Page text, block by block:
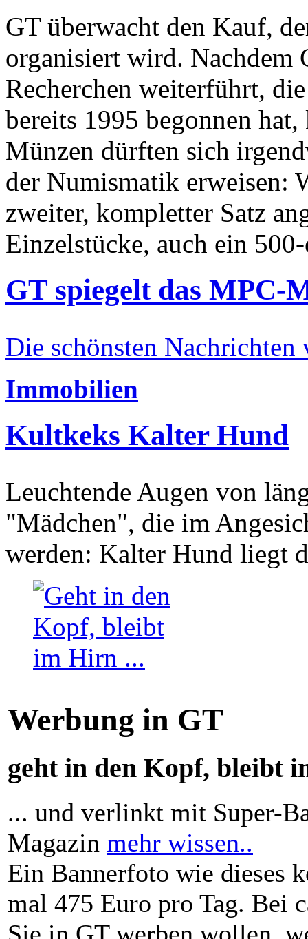
GT überwacht den Kauf,
organisiert wird. Nachdem
Recherchen weiterführt,
bereits 1995 begonnen
Münzen dürften sich
der Numismatik erweisen:
zweiter, kompletter Satz
Einzelstücke, auch ein
GT spiegelt das MPC-
Die schönsten Nachrichten
Immobilien
Kultkeks Kalter Hund
Leuchtende Augen von
"Mädchen", die im
werden: Kalter Hund liegt
Werbung in GT
geht in den Kopf, bleibt
... und verlinkt mit Super-
Magazin mehr wissen..
Ein Bannerfoto wie dieses
mal 475 Euro pro Tag. Bei